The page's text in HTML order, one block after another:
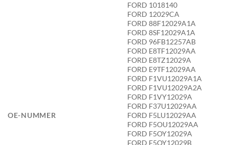
OE-NUMMER
FORD 1018140
FORD 12029CA
FORD 88F12029A1A
FORD 8SF12029A1A
FORD 96FB12257AB
FORD E8TF12029AA
FORD E8TZ12029A
FORD E9TF12029AA
FORD F1VU12029A1A
FORD F1VU12029A2A
FORD F1VY12029A
FORD F37U12029AA
FORD F5LU12029AA
FORD F5OU12029AA
FORD F5OY12029A
FORD F5OY12029B